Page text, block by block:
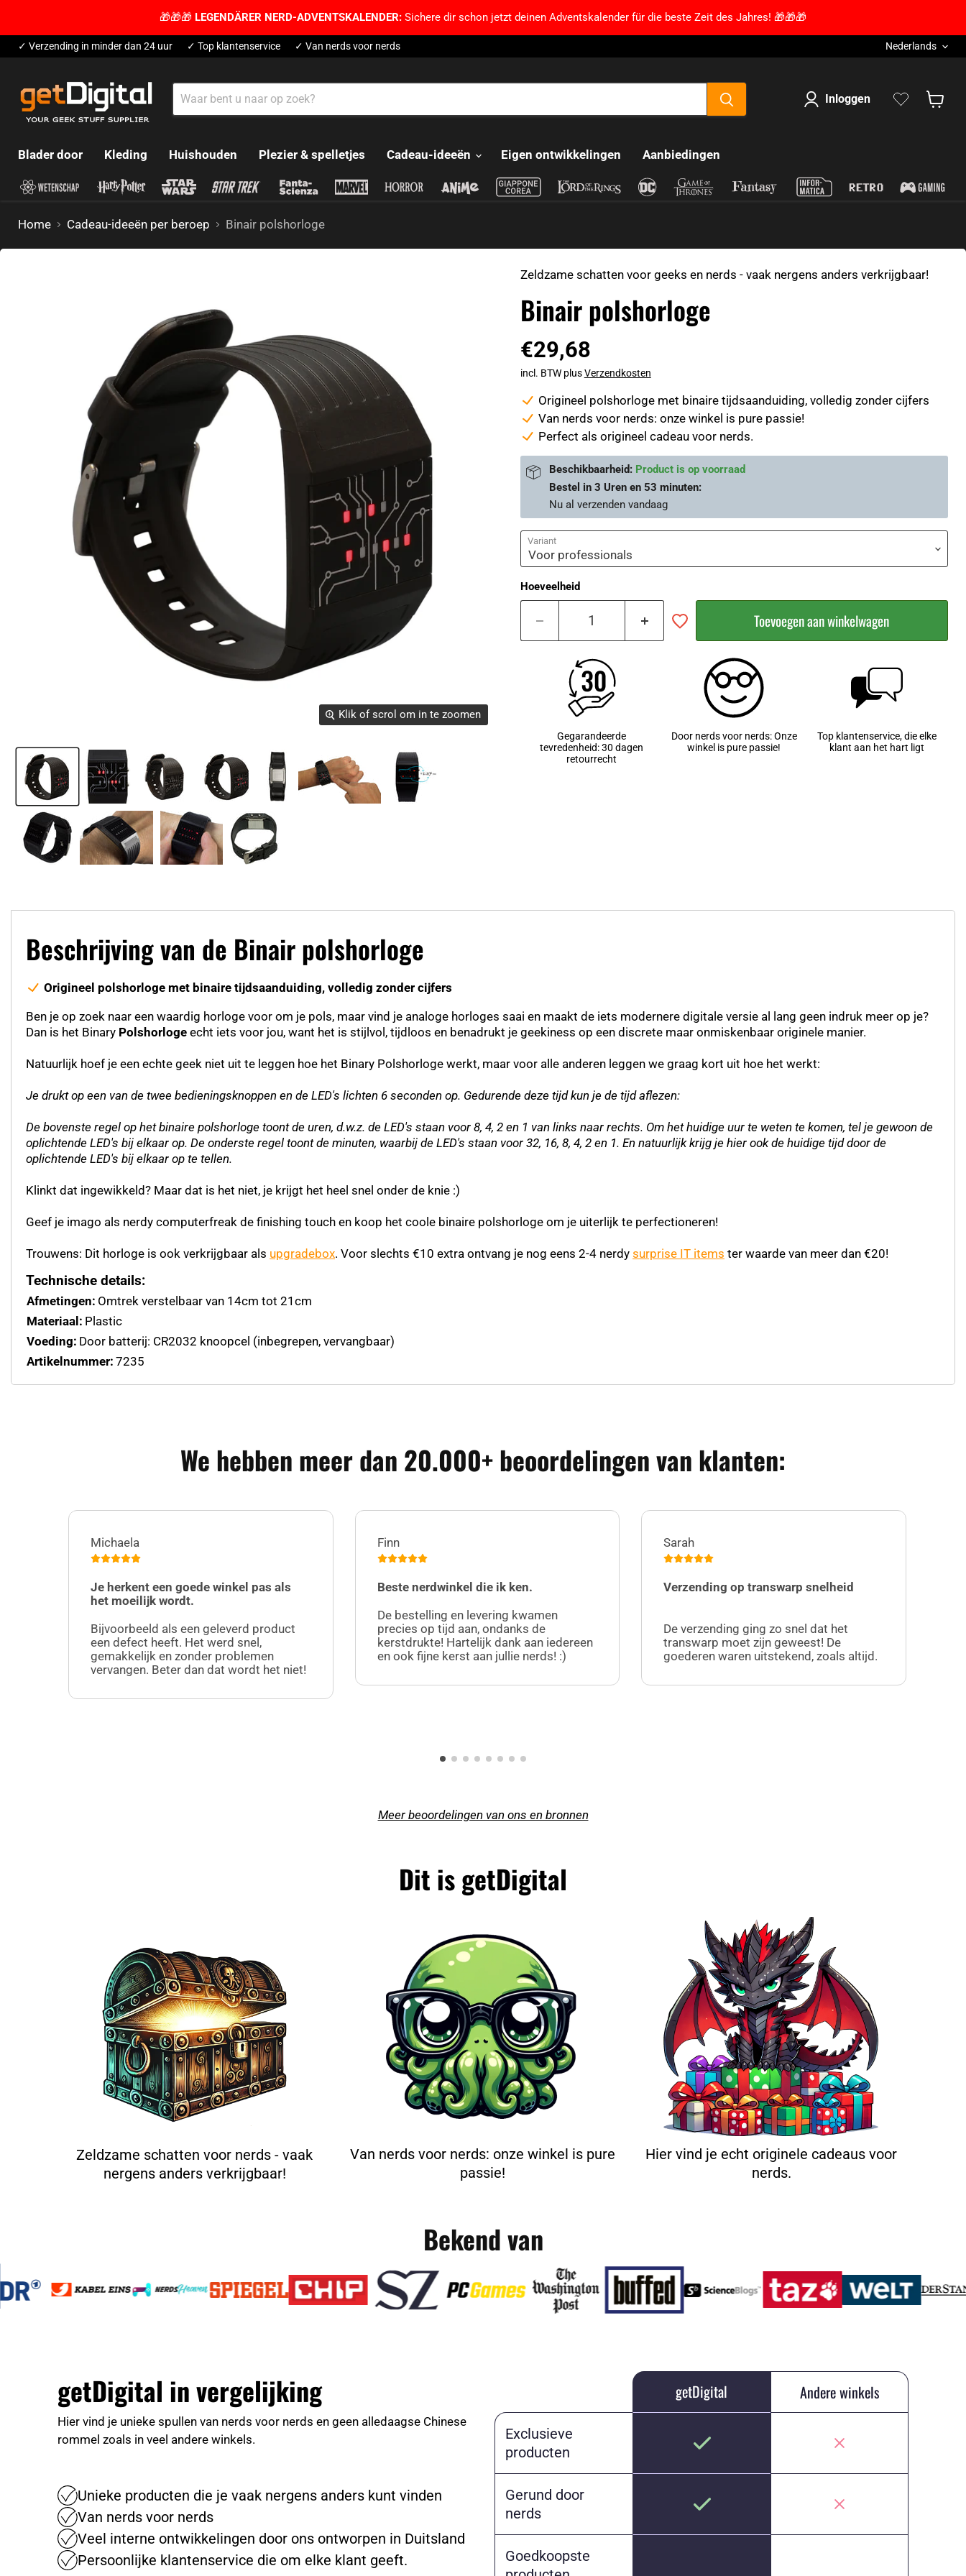
🎁🎁🎁 LEGENDÄRER NERD-ADVENTSKALENDER: Sichere dir schon jetzt deinen Adventskalender für die beste Zeit des Jahres! 🎁🎁🎁
✓ Verzending in minder dan 24 uur ✓ Top klantenservice ✓ Van nerds voor nerds Taal
Nederlands
Inloggen
Blader door Kleding Huishouden Plezier & spelletjes Cadeau-ideeën Eigen ontwikkelingen Aanbiedingen
Home Cadeau-ideeën per beroep Binair polshorloge
Klik of scrol om in te zoomen
Zeldzame schatten voor geeks en nerds - vaak nergens anders verkrijgbaar!
Binair polshorloge
€29,68
incl. BTW plusVerzendkosten
Origineel polshorloge met binaire tijdsaanduiding, volledig zonder cijfers
Van nerds voor nerds: onze winkel is pure passie!
Perfect als origineel cadeau voor nerds.
Beschikbaarheid: Product is op voorraad
Bestel in 3 Uren en 53 minuten:
Nu al verzenden vandaag
Variant
Hoeveelheid
Toevoegen aan winkelwagen
Gegarandeerde
tevredenheid: 30 dagen
retourrecht
Door nerds voor nerds: Onze
winkel is pure passie!
Top klantenservice, die elke
klant aan het hart ligt
Beschrijving van de Binair polshorloge
Origineel polshorloge met binaire tijdsaanduiding, volledig zonder cijfers
Ben je op zoek naar een waardig horloge voor om je pols, maar vind je analoge horloges saai en maakt de iets modernere digitale versie al lang geen indruk meer op je?
Dan is het Binary Polshorloge echt iets voor jou, want het is stijlvol, tijdloos en benadrukt je geekiness op een discrete maar onmiskenbaar originele manier.
Natuurlijk hoef je een echte geek niet uit te leggen hoe het Binary Polshorloge werkt, maar voor alle anderen leggen we graag kort uit hoe het werkt:
Je drukt op een van de twee bedieningsknoppen en de LED's lichten 6 seconden op. Gedurende deze tijd kun je de tijd aflezen:
De bovenste regel op het binaire polshorloge toont de uren, d.w.z. de LED's staan voor 8, 4, 2 en 1 van links naar rechts. Om het huidige uur te weten te komen, tel je gewoon de
oplichtende LED's bij elkaar op. De onderste regel toont de minuten, waarbij de LED's staan voor 32, 16, 8, 4, 2 en 1. En natuurlijk krijg je hier ook de huidige tijd door de
oplichtende LED's bij elkaar op te tellen.
Klinkt dat ingewikkeld? Maar dat is het niet, je krijgt het heel snel onder de knie :)
Geef je imago als nerdy computerfreak de finishing touch en koop het coole binaire polshorloge om je uiterlijk te perfectioneren!
Trouwens: Dit horloge is ook verkrijgbaar als upgradebox. Voor slechts €10 extra ontvang je nog eens 2-4 nerdy surprise IT items ter waarde van meer dan €20!
Technische details:
Afmetingen: Omtrek verstelbaar van 14cm tot 21cm
Materiaal: Plastic
Voeding: Door batterij: CR2032 knoopcel (inbegrepen, vervangbaar)
Artikelnummer: 7235
We hebben meer dan 20.000+ beoordelingen van klanten:
Michaela
Je herkent een goede winkel pas als
het moeilijk wordt.
Bijvoorbeeld als een geleverd product
een defect heeft. Het werd snel,
gemakkelijk en zonder problemen
vervangen. Beter dan dat wordt het niet!
Finn
Beste nerdwinkel die ik ken.
De bestelling en levering kwamen
precies op tijd aan, ondanks de
kerstdrukte! Hartelijk dank aan iedereen
en ook fijne kerst aan jullie nerds! :)
Sarah
Verzending op transwarp snelheid
De verzending ging zo snel dat het
transwarp moet zijn geweest! De
goederen waren uitstekend, zoals altijd.
Meer beoordelingen van ons en bronnen
Dit is getDigital
Zeldzame schatten voor nerds - vaak
nergens anders verkrijgbaar!
Van nerds voor nerds: onze winkel is pure
passie!
Hier vind je echt originele cadeaus voor
nerds.
Bekend van
getDigital in vergelijking
Hier vind je unieke spullen van nerds voor nerds en geen alledaagse Chinese
rommel zoals in veel andere winkels.
Unieke producten die je vaak nergens anders kunt vinden
Van nerds voor nerds
Veel interne ontwikkelingen door ons ontworpen in Duitsland
Persoonlijke klantenservice die om elke klant geeft.
getDigital Andere winkels
Exclusieve
producten
Gerund door
nerds
Goedkoopste